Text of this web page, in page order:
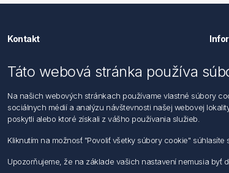
Kontakt
Förch Slovensko s.r.o.
Stará Vajnorská 11841/37,
Tf: +421 0800 500 151
Táto webová stránka používa
Na našich webových stránkach používame vlastné súbory
sociálnych médií a analýzu návštevnosti našej webovej
poskytli alebo ktoré získali z vášho používania služieb.
Kliknutím na možnosť "Povoliť všetky súbory cookie"
Upozorňujeme, že na základe vašich nastavení nemusia byť